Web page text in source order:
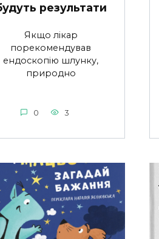
результати
Якщо лікар
порекомендував
ендоскопію шлунку,
природно
0 3